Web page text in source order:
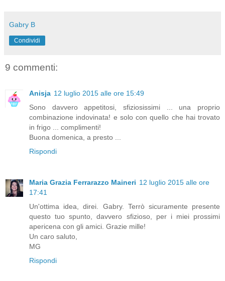
Gabry B
Condividi
9 commenti:
Anisja 12 luglio 2015 alle ore 15:49
Sono davvero appetitosi, sfiziosissimi ... una proprio
combinazione indovinata! e solo con quello che hai trovato
in frigo ... complimenti!
Buona domenica, a presto ...
Rispondi
Maria Grazia Ferrarazzo Maineri 12 luglio 2015 alle ore
17:41
Un'ottima idea, direi. Gabry. Terrò sicuramente presente
questo tuo spunto, davvero sfizioso, per i miei prossimi
apericena con gli amici. Grazie mille!
Un caro saluto,
MG
Rispondi